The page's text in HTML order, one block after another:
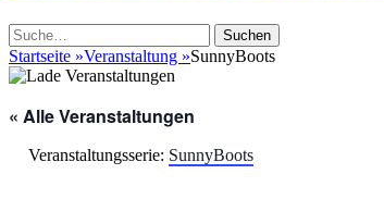
Suche
nach:
Startseite »Veranstaltung »SunnyBoots
« Alle Veranstaltungen
Veranstaltungsserie: SunnyBoots